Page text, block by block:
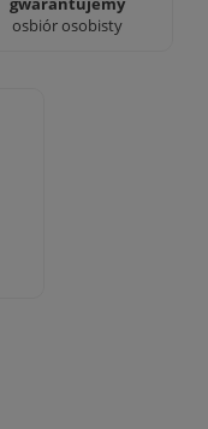
osbiór osobisty